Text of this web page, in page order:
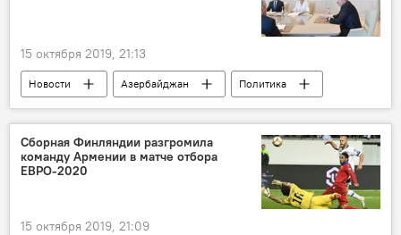
15 октября 2019, 21:13
Новости Азербайджан
Политика
Экономика
Ильхам Алиев
Кабинет министров АР
Сборная Финляндии разгромила
команду Армении в матче отбора
ЕВРО-2020
15 октября 2019, 21:09